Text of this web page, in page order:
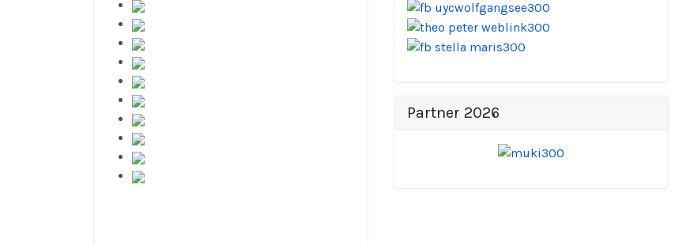
Partner 2026